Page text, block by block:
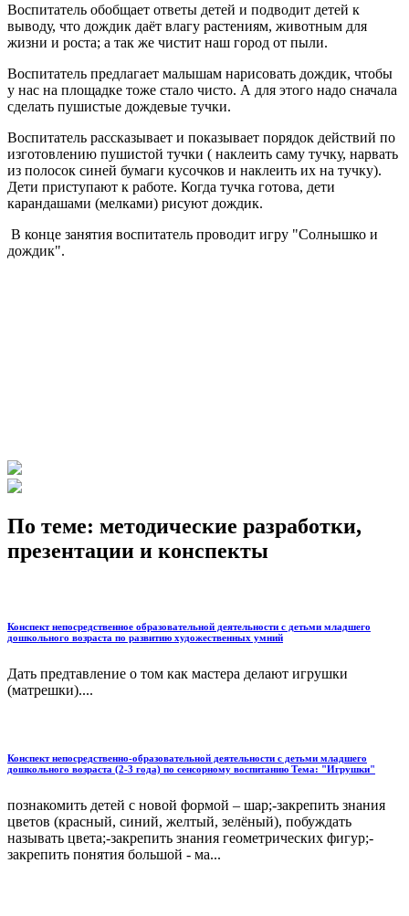
Воспитатель обобщает ответы детей и подводит детей к
выводу, что дождик даёт влагу растениям, животным для
жизни и роста; а так же чистит наш город от пыли.
Воспитатель предлагает малышам нарисовать дождик, чтобы
у нас на площадке тоже стало чисто. А для этого надо сначала
сделать пушистые дождевые тучки.
Воспитатель рассказывает и показывает порядок действий по
изготовлению пушистой тучки ( наклеить саму тучку, нарвать
из полосок синей бумаги кусочков и наклеить их на тучку).
Дети приступают к работе. Когда тучка готова, дети
карандашами (мелками) рисуют дождик.
В конце занятия воспитатель проводит игру "Солнышко и
дождик".
По теме: методические разработки,
презентации и конспекты
Конспект непосредственное образовательной деятельности с детьми младшего
дошкольного возраста по развитию художественных умний
Дать предтавление о том как мастера делают игрушки
(матрешки)....
Конспект непосредственно-образовательной деятельности с детьми младшего
дошкольного возраста (2-3 года) по сенсорному воспитанию Тема: "Игрушки"
познакомить детей с новой формой – шар;-закрепить знания
цветов (красный, синий, желтый, зелёный), побуждать
называть цвета;-закрепить знания геометрических фигур;-
закрепить понятия большой - ма...